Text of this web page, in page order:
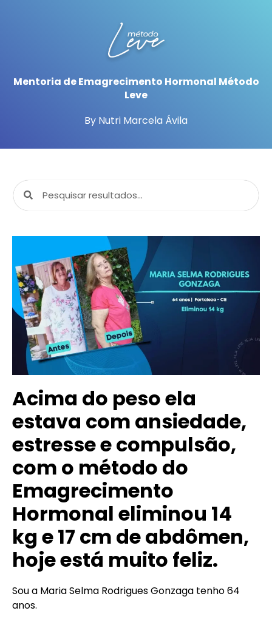
Mentoria de Emagrecimento Hormonal Método
Leve
By Nutri Marcela Ávila
Acima do peso ela
estava com ansiedade,
estresse e compulsão,
com o método do
Emagrecimento
Hormonal eliminou 14
kg e 17 cm de abdômen,
hoje está muito feliz.
Sou a Maria Selma Rodrigues Gonzaga tenho 64
anos.